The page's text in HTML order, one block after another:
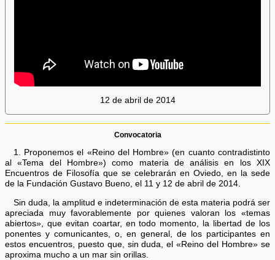
12 de abril de 2014
Convocatoria
1. Proponemos el «Reino del Hombre» (en cuanto contradistinto
al «Tema del Hombre») como materia de análisis en los XIX
Encuentros de Filosofía que se celebrarán en Oviedo, en la sede
de la Fundación Gustavo Bueno, el 11 y 12 de abril de 2014.
Sin duda, la amplitud e indeterminación de esta materia podrá ser
apreciada muy favorablemente por quienes valoran los «temas
abiertos», que evitan coartar, en todo momento, la libertad de los
ponentes y comunicantes, o, en general, de los participantes en
estos encuentros, puesto que, sin duda, el «Reino del Hombre» se
aproxima mucho a un mar sin orillas.